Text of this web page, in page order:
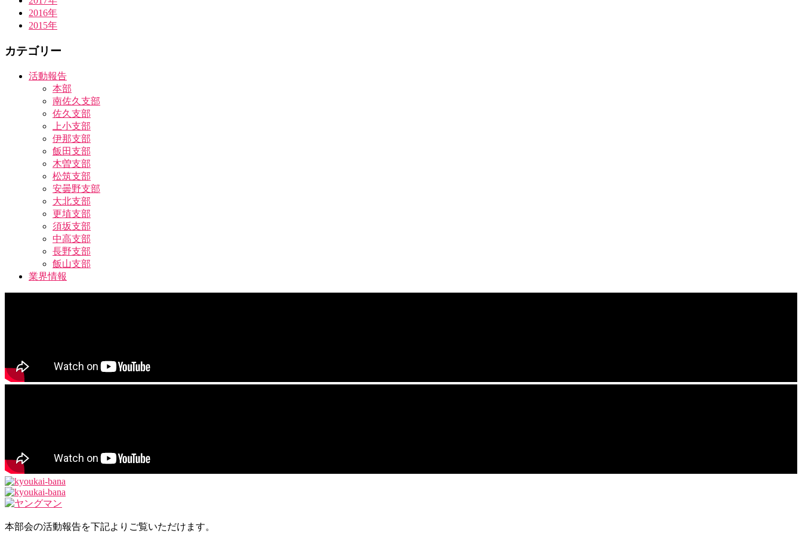
2016年
2015年
カテゴリー
活動報告
本部
南佐久支部
佐久支部
上小支部
伊那支部
飯田支部
木曽支部
松筑支部
安曇野支部
大北支部
更埴支部
須坂支部
中高支部
長野支部
飯山支部
業界情報
本部会の活動報告を下記よりご覧いただけます。